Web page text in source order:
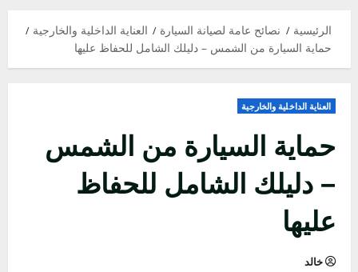
الرئيسية نصائح عامة لصيانة السيارة
العناية الداخلية والخارجية
حماية السيارة من الشمس – دليلك الشامل للحفاظ عليها
حماية السيارة من الشمس
– دليلك الشامل للحفاظ
عليها